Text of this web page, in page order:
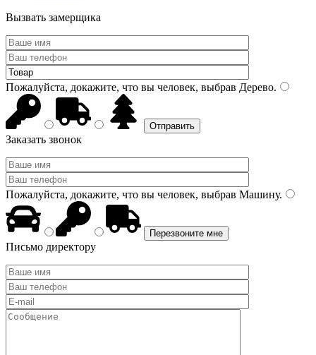
Вызвать замерщика
Пожалуйста, докажите, что вы человек, выбрав Дерево.
Заказать звонок
Пожалуйста, докажите, что вы человек, выбрав Машину.
Письмо директору